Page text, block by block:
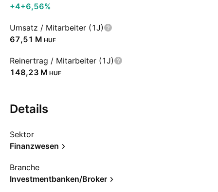
+4+6,56%
Umsatz / Mitarbeiter (1J)
‪67,51 M‬ HUF
Reinertrag / Mitarbeiter (1J)
‪148,23 M‬ HUF
Details
Sektor
Finanzwesen
Branche
Investmentbanken/Broker